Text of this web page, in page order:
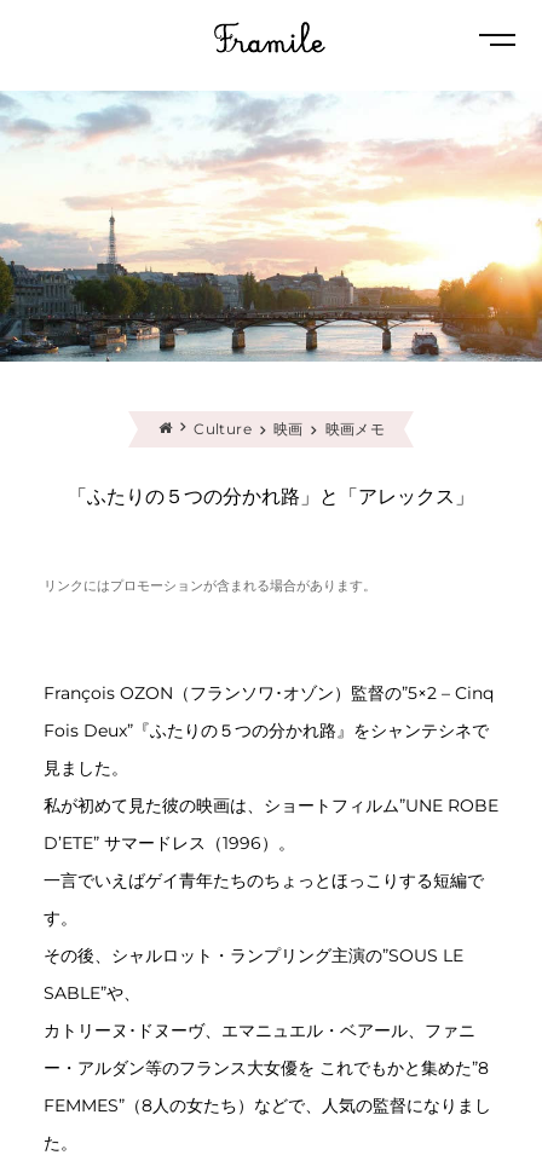
Culture 映画 映画メモ
「ふたりの５つの分かれ路」と「アレックス」
リンクにはプロモーションが含まれる場合があります。
François OZON（フランソワ･オゾン）監督の”5×2 – Cinq
Fois Deux”『ふたりの５つの分かれ路』をシャンテシネで
見ました。
私が初めて見た彼の映画は、ショートフィルム”UNE ROBE
D’ETE” サマードレス（1996）。
一言でいえばゲイ青年たちのちょっとほっこりする短編で
す。
その後、シャルロット・ランプリング主演の”SOUS LE
SABLE”や、
カトリーヌ･ドヌーヴ、エマニュエル・ベアール、ファニ
ー・アルダン等のフランス大女優を これでもかと集めた”8
FEMMES”（8人の女たち）などで、人気の監督になりまし
た。